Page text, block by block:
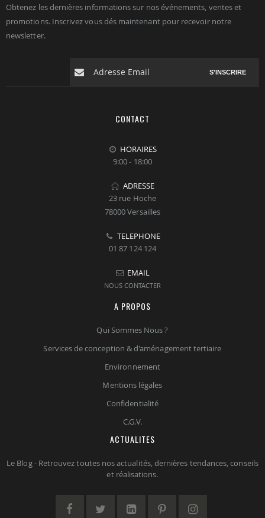
Obtenez les dernières informations sur nos événements, ventes et
promotions. Inscrivez vous dés maintenant pour recevoir notre
newsletter.
S'INSCRIRE
CONTACT
HORAIRES
9:00 - 18:00
ADRESSE
23 rue Hoche
78000 Versailles
TELEPHONE
01 87 124 124
EMAIL
NOUS CONTACTER
A PROPOS
Qui Sommes Nous ?
Services de conception & d'aménagement tertiaire
Environnement
Mentions légales
Confidentialité
C.G.V.
ACTUALITES
Le Blog - Retrouvez toutes nos actualités, dernières tendances, conseils
et réalisations.